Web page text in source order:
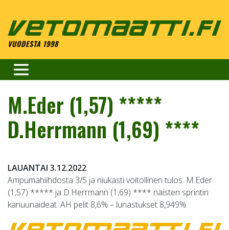
content
VUODESTA 1998
M.Eder (1,57) *****
D.Herrmann (1,69) ****
LAUANTAI 3.12.2022
Ampumahiihdosta 3/5 ja niukasti voitollinen tulos. M.Eder
(1,57) ***** ja D.Herrmann (1,69) **** naisten sprintin
kanuunaideat. AH pelit 8,6% – lunastukset 8,949%.